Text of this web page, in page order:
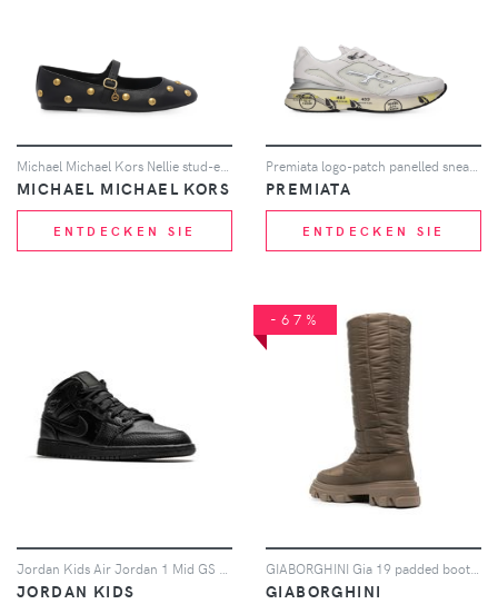
MICHAEL MICHAEL KORS
ENTDECKEN SIE
PREMIATA
ENTDECKEN SIE
Jordan Kids Air Jordan 1 Mid GS Sneakers - Schwarz
JORDAN KIDS
-67%
GIABORGHINI Gia 19 padded boots - Braun
GIABORGHINI